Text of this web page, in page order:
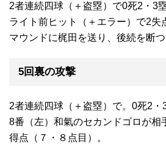
2者連続四球（＋盗塁）で0死2・3
ライト前ヒット（＋エラー）で2失
マウンドに梶田を送り、後続を断つ
5回裏の攻撃
2者連続四球（＋盗塁）で。0死2・
8番（左）和氣のセカンドゴロが相
得点（７・８点目）。